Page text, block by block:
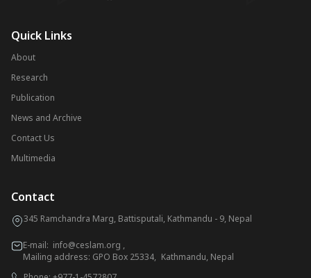
Quick Links
About
Research
Publication
News and Archive
Contact Us
Multimedia
Contact
345 Ramchandra Marg, Battisputali, Kathmandu - 9, Nepal
E-mail: info@ceslam.org ,
Mailing address: GPO Box 25334, Kathmandu, Nepal